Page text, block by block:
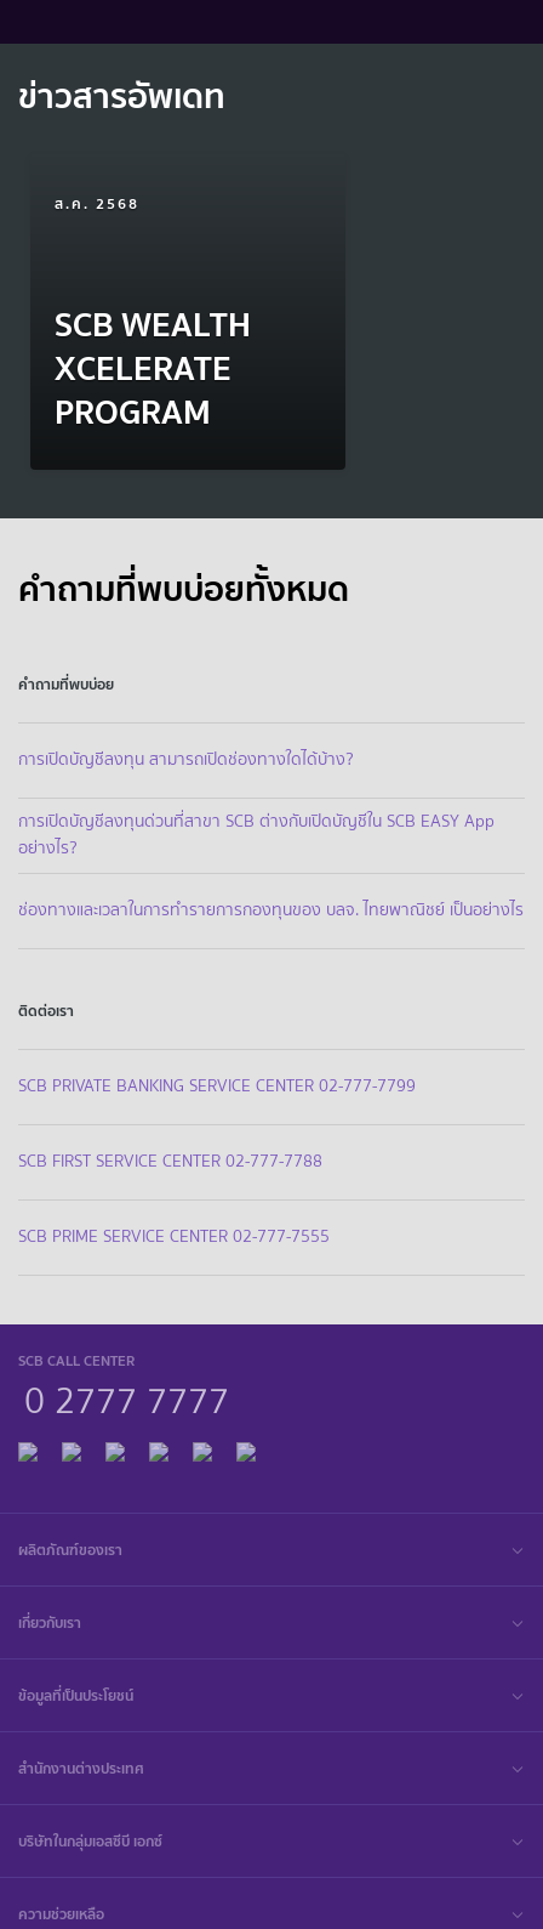
ข่าวสารอัพเดท
ส.ค. 2568
SCB WEALTH
XCELERATE
PROGRAM
คำถามที่พบบ่อยทั้งหมด
คำถามที่พบบ่อย
การเปิดบัญชีลงทุน สามารถเปิดช่องทางใดได้บ้าง?
การเปิดบัญชีลงทุนด่วนที่สาขา SCB ต่างกับเปิดบัญชีใน SCB EASY App
อย่างไร?
ช่องทางและเวลาในการทำรายการกองทุนของ บลจ. ไทยพาณิชย์ เป็นอย่างไร
ติดต่อเรา
SCB PRIVATE BANKING SERVICE CENTER 02-777-7799
SCB FIRST SERVICE CENTER 02-777-7788
SCB PRIME SERVICE CENTER 02-777-7555
SCB CALL CENTER
0 2777 7777
ผลิตภัณฑ์ของเรา
เกี่ยวกับเรา
ข้อมูลที่เป็นประโยชน์
สำนักงานต่างประเทศ
บริษัทในกลุ่มเอสซีบี เอกซ์
ความช่วยเหลือ